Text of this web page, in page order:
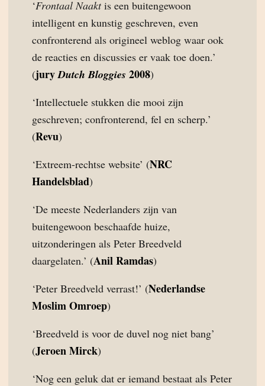
‘Frontaal Naaktis een buitengewoon
intelligent en kunstig geschreven, even
confronterend als origineel weblog waar ook
de reacties en discussies er vaak toe doen.’
(juryDutch Bloggies 2008)
‘Intellectuele stukken die mooi zijn
geschreven; confronterend, fel en scherp.’
(Revu)
‘Extreem-rechtse website’ (NRC
Handelsblad)
‘De meeste Nederlanders zijn van
buitengewoon beschaafde huize,
uitzonderingen als Peter Breedveld
daargelaten.’ (Anil Ramdas)
‘Peter Breedveld verrast!’ (Nederlandse
Moslim Omroep)
‘Breedveld is voor de duvel nog niet bang’
(Jeroen Mirck)
‘Nog een geluk dat er iemand bestaat als Peter